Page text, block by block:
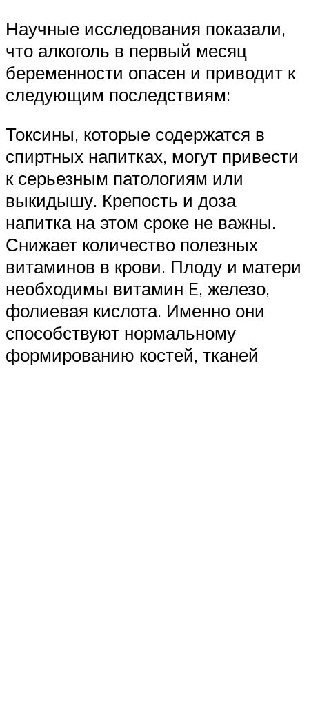
Научные исследования показали,
что алкоголь в первый месяц
беременности опасен и приводит к
следующим последствиям:
Токсины, которые содержатся в
спиртных напитках, могут привести
к серьезным патологиям или
выкидышу. Крепость и доза
напитка на этом сроке не важны.
Снижает количество полезных
витаминов в крови. Плоду и матери
необходимы витамин E, железо,
фолиевая кислота. Именно они
способствуют нормальному
формированию костей, тканей